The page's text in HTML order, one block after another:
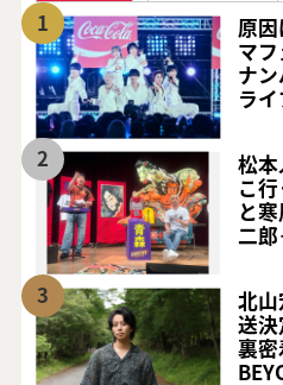
1
原
マ
ナ
ラ
2
松
こ
と
二
3
北
送
裏密